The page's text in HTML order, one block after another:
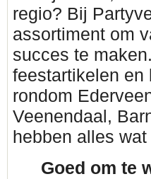
regio? Bij
assortiment om
succes te
feestartikelen en
rondom
Veenendaal,
hebben alles
Goed om te